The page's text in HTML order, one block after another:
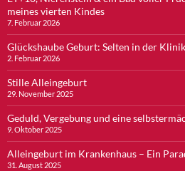
meines vierten Kindes
7. Februar 2026
Glückshaube Geburt: Selten in der
2. Februar 2026
Stille Alleingeburt
29. November 2025
Geduld, Vergebung und eine
9. Oktober 2025
Alleingeburt im Krankenhaus – Ein
31. August 2025